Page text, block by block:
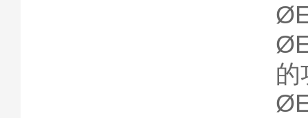
的